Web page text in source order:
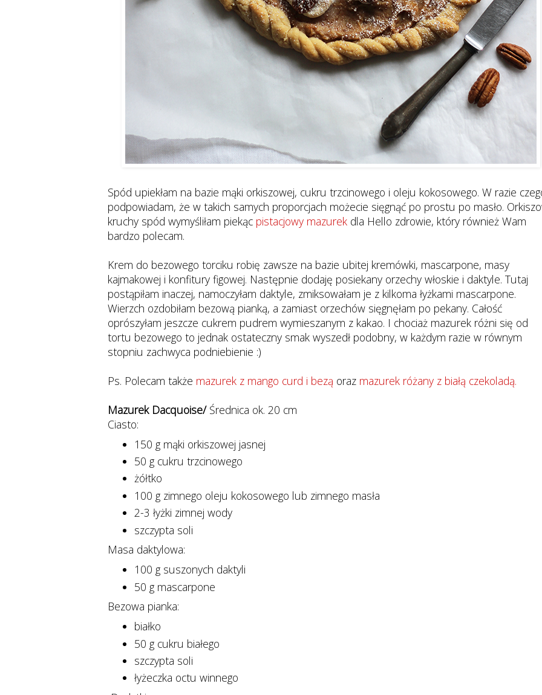
Spód upiekłam na bazie mąki orkiszowej, cukru trzcinowego i oleju kokosowego. W razie
podpowiadam, że w takich samych proporcjach możecie sięgnąć po prostu po masło.
kruchy spód wymyśliłam piekąc pistacjowy mazurek dla Hello zdrowie, który również Wam
bardzo polecam.
Krem do bezowego torciku robię zawsze na bazie ubitej kremówki, mascarpone, masy
kajmakowej i konfitury figowej. Następnie dodaję posiekany orzechy włoskie i daktyle. Tutaj
postąpiłam inaczej, namoczyłam daktyle, zmiksowałam je z kilkoma łyżkami mascarpone.
Wierzch ozdobiłam bezową pianką, a zamiast orzechów sięgnęłam po pekany. Całość
oprószyłam jeszcze cukrem pudrem wymieszanym z kakao. I chociaż mazurek różni się od
tortu bezowego to jednak ostateczny smak wyszedł podobny, w każdym razie w równym
stopniu zachwyca podniebienie :)
Ps. Polecam także mazurek z mango curd i bezą oraz mazurek różany z białą czekoladą.
Mazurek Dacquoise/Średnica ok. 20 cm
Ciasto:
150 g mąki orkiszowej jasnej
50 g cukru trzcinowego
żółtko
100 g zimnego oleju kokosowego lub zimnego masła
2-3 łyżki zimnej wody
szczypta soli
Masa daktylowa:
100 g suszonych daktyli
50 g mascarpone
Bezowa pianka:
białko
50 g cukru białego
szczypta soli
łyżeczka octu winnego